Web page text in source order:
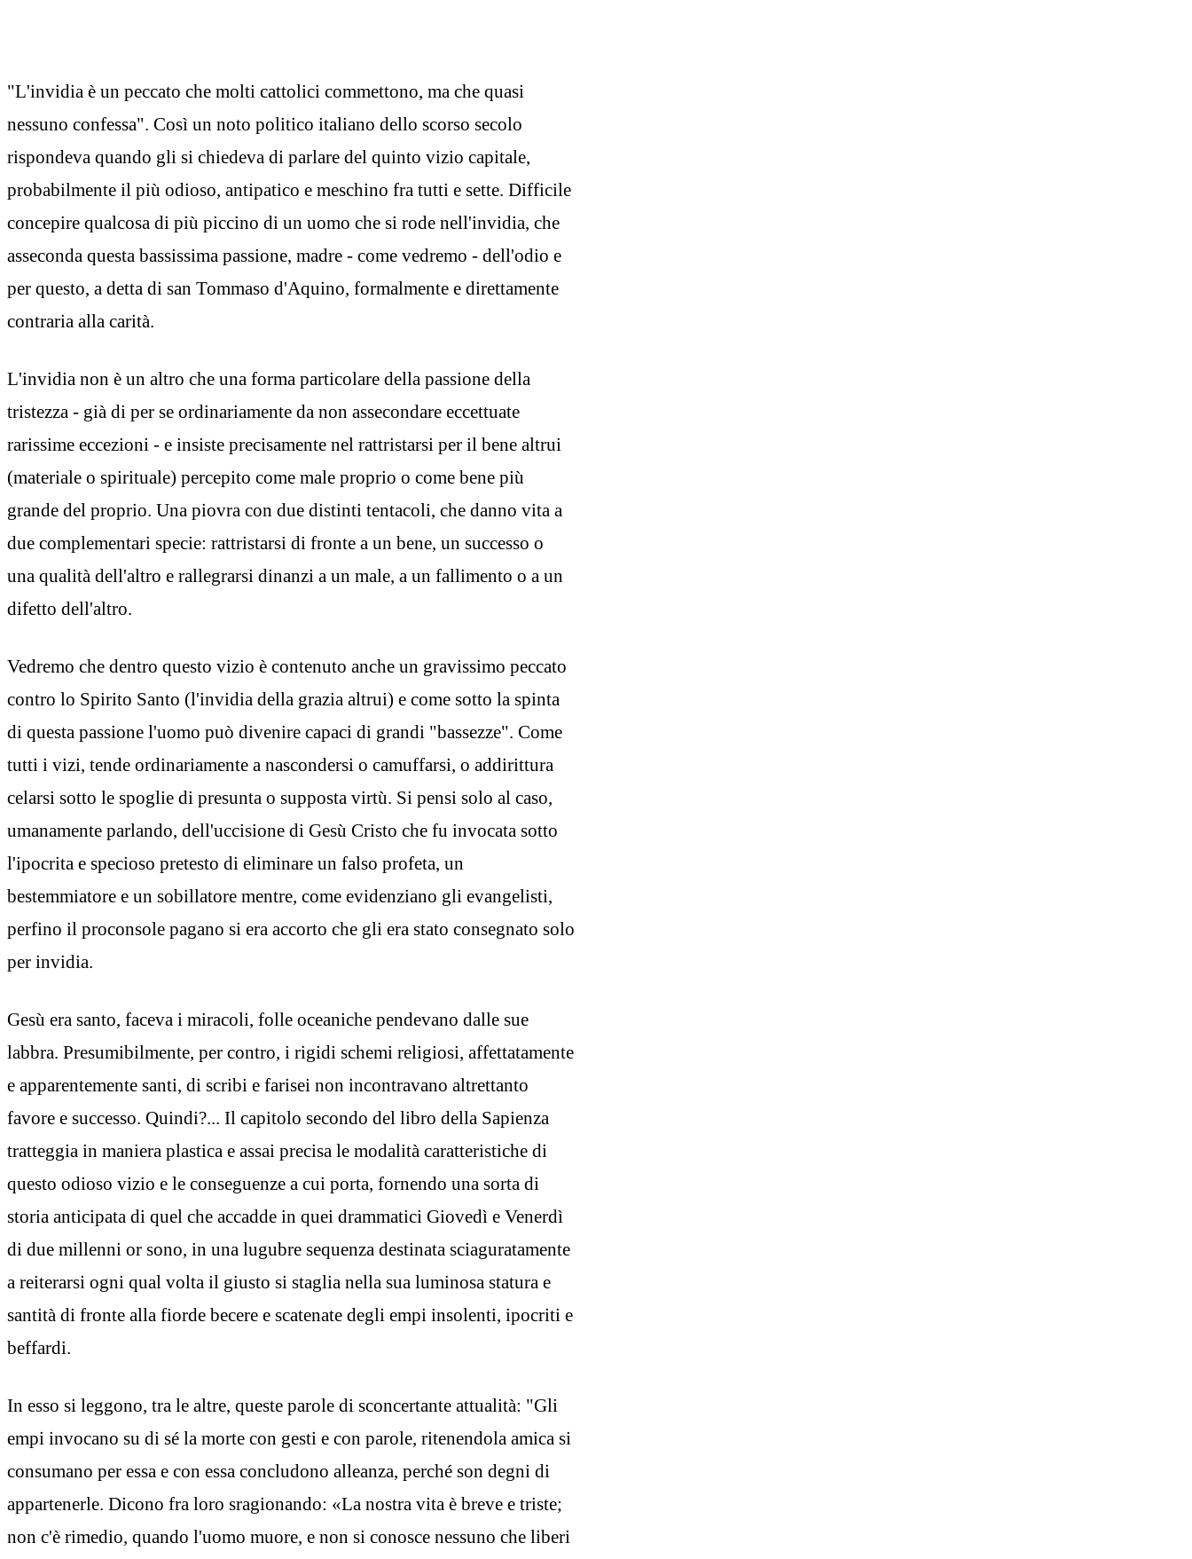
"L'invidia è un peccato che molti cattolici commettono, ma che quasi
nessuno confessa". Così un noto politico italiano dello scorso secolo
rispondeva quando gli si chiedeva di parlare del quinto vizio capitale,
probabilmente il più odioso, antipatico e meschino fra tutti e sette. Difficile
concepire qualcosa di più piccino di un uomo che si rode nell'invidia, che
asseconda questa bassissima passione, madre - come vedremo - dell'odio e
per questo, a detta di san Tommaso d'Aquino, formalmente e direttamente
contraria alla carità.
L'invidia non è un altro che una forma particolare della passione della
tristezza - già di per se ordinariamente da non assecondare eccettuate
rarissime eccezioni - e insiste precisamente nel rattristarsi per il bene altrui
(materiale o spirituale) percepito come male proprio o come bene più
grande del proprio. Una piovra con due distinti tentacoli, che danno vita a
due complementari specie: rattristarsi di fronte a un bene, un successo o
una qualità dell'altro e rallegrarsi dinanzi a un male, a un fallimento o a un
difetto dell'altro.
Vedremo che dentro questo vizio è contenuto anche un gravissimo peccato
contro lo Spirito Santo (l'invidia della grazia altrui) e come sotto la spinta
di questa passione l'uomo può divenire capaci di grandi "bassezze". Come
tutti i vizi, tende ordinariamente a nascondersi o camuffarsi, o addirittura
celarsi sotto le spoglie di presunta o supposta virtù. Si pensi solo al caso,
umanamente parlando, dell'uccisione di Gesù Cristo che fu invocata sotto
l'ipocrita e specioso pretesto di eliminare un falso profeta, un
bestemmiatore e un sobillatore mentre, come evidenziano gli evangelisti,
perfino il proconsole pagano si era accorto che gli era stato consegnato solo
per invidia.
Gesù era santo, faceva i miracoli, folle oceaniche pendevano dalle sue
labbra. Presumibilmente, per contro, i rigidi schemi religiosi, affettatamente
e apparentemente santi, di scribi e farisei non incontravano altrettanto
favore e successo. Quindi?... Il capitolo secondo del libro della Sapienza
tratteggia in maniera plastica e assai precisa le modalità caratteristiche di
questo odioso vizio e le conseguenze a cui porta, fornendo una sorta di
storia anticipata di quel che accadde in quei drammatici Giovedì e Venerdì
di due millenni or sono, in una lugubre sequenza destinata sciaguratamente
a reiterarsi ogni qual volta il giusto si staglia nella sua luminosa statura e
santità di fronte alla fiorde becere e scatenate degli empi insolenti, ipocriti e
beffardi.
In esso si leggono, tra le altre, queste parole di sconcertante attualità: "Gli
empi invocano su di sé la morte con gesti e con parole, ritenendola amica si
consumano per essa e con essa concludono alleanza, perché son degni di
appartenerle. Dicono fra loro sragionando: «La nostra vita è breve e triste;
non c'è rimedio, quando l'uomo muore, e non si conosce nessuno che liberi